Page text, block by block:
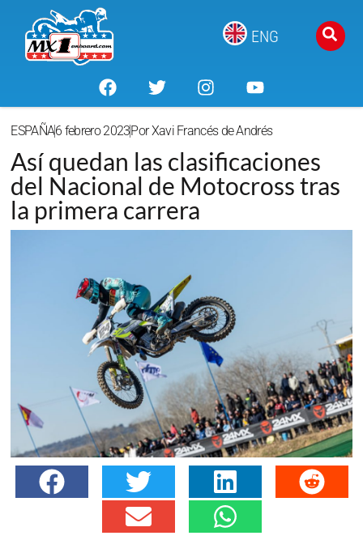
ENG
ESPAÑA6 febrero 2023PorXavi Francés de Andrés
Así quedan las clasificaciones
del Nacional de Motocross tras
la primera carrera